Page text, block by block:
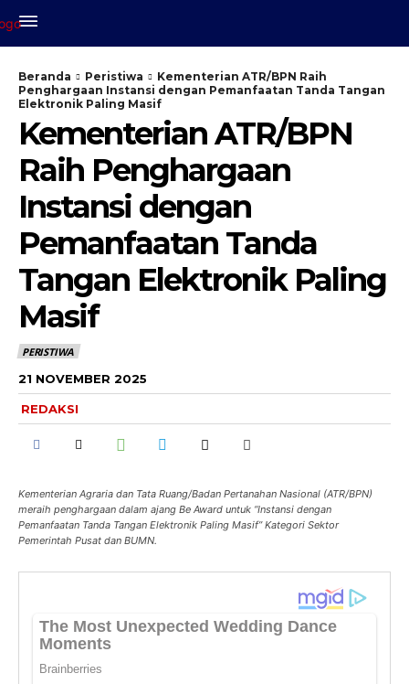
Beranda Peristiwa
Kementerian ATR/BPN Raih
Penghargaan Instansi dengan Pemanfaatan Tanda Tangan
Elektronik Paling Masif
Kementerian ATR/BPN
Raih Penghargaan
Instansi dengan
Pemanfaatan Tanda
Tangan Elektronik Paling
Masif
PERISTIWA
21 NOVEMBER 2025
REDAKSI
Kementerian Agraria dan Tata Ruang/Badan Pertanahan Nasional (ATR/BPN)
meraih penghargaan dalam ajang Be Award untuk “Instansi dengan
Pemanfaatan Tanda Tangan Elektronik Paling Masif” Kategori Sektor
Pemerintah Pusat dan BUMN.